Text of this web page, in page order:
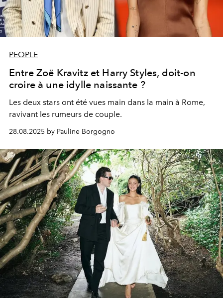
PEOPLE
Entre Zoë Kravitz et Harry Styles, doit-on
croire à une idylle naissante ?
Les deux stars ont été vues main dans la main à Rome,
ravivant les rumeurs de couple.
28.08.2025 by Pauline Borgogno